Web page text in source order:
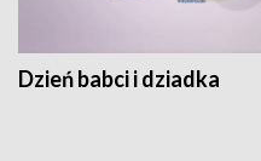
Dzień babci i dziadka